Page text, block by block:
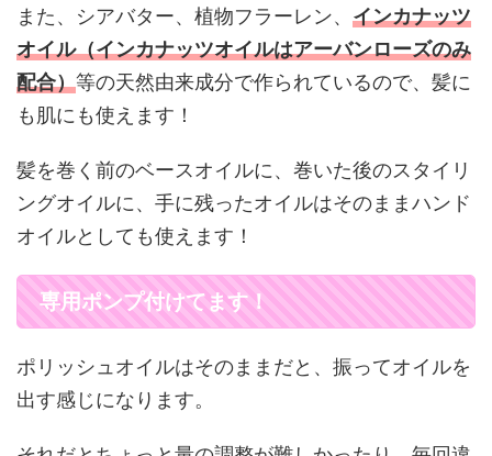
また、シアバター、植物フラーレン、 インカナッツ
オイル（インカナッツオイルはアーバンローズのみ
配合）等の天然由来成分で作られているので、髪に
も肌にも使えます！
髪を巻く前のベースオイルに、巻いた後のスタイリ
ングオイルに、手に残ったオイルはそのままハンド
オイルとしても使えます！
専用ポンプ付けてます！
ポリッシュオイルはそのままだと、振ってオイルを
出す感じになります。